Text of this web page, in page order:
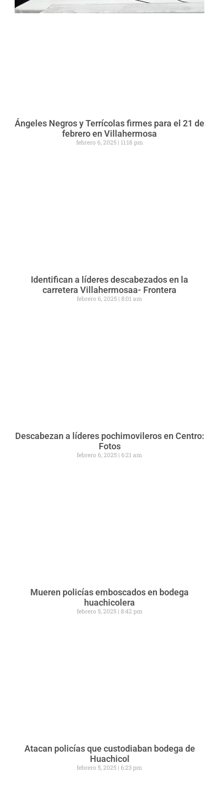
Ángeles Negros y Terrícolas firmes para el 21 de
febrero en Villahermosa
febrero 6, 2025 11:18 pm
Identifican a líderes descabezados en la
carretera Villahermosaa- Frontera
febrero 6, 2025 8:01 am
Descabezan a líderes pochimovileros en Centro:
Fotos
febrero 6, 2025 6:21 am
Mueren policías emboscados en bodega
huachicolera
febrero 5, 2025 8:42 pm
Atacan policías que custodiaban bodega de
Huachicol
febrero 5, 2025 6:23 pm